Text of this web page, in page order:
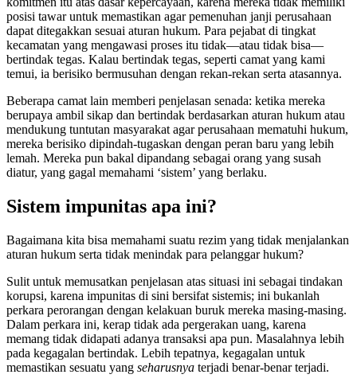
posisi tawar untuk memastikan agar pemenuhan janji perusahaan
dapat ditegakkan sesuai aturan hukum. Para pejabat di tingkat
kecamatan yang mengawasi proses itu tidak—atau tidak bisa—
bertindak tegas. Kalau bertindak tegas, seperti camat yang kami
temui, ia berisiko bermusuhan dengan rekan-rekan serta atasannya.
Beberapa camat lain memberi penjelasan senada: ketika mereka
berupaya ambil sikap dan bertindak berdasarkan aturan hukum atau
mendukung tuntutan masyarakat agar perusahaan mematuhi hukum,
mereka berisiko dipindah-tugaskan dengan peran baru yang lebih
lemah. Mereka pun bakal dipandang sebagai orang yang susah
diatur, yang gagal memahami ‘sistem’ yang berlaku.
Sistem impunitas apa ini?
Bagaimana kita bisa memahami suatu rezim yang tidak menjalankan
aturan hukum serta tidak menindak para pelanggar hukum?
Sulit untuk memusatkan penjelasan atas situasi ini sebagai tindakan
korupsi, karena impunitas di sini bersifat sistemis; ini bukanlah
perkara perorangan dengan kelakuan buruk mereka masing-masing.
Dalam perkara ini, kerap tidak ada pergerakan uang, karena
memang tidak didapati adanya transaksi apa pun. Masalahnya lebih
pada kegagalan bertindak. Lebih tepatnya, kegagalan untuk
memastikan sesuatu yang seharusnya terjadi benar-benar terjadi.